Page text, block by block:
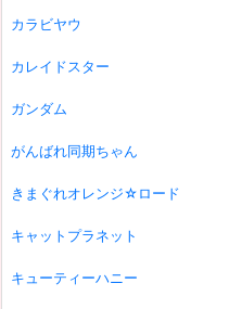
カラビヤウ
カレイドスター
ガンダム
がんばれ同期ちゃん
きまぐれオレンジ☆ロード
キャットプラネット
キューティーハニー